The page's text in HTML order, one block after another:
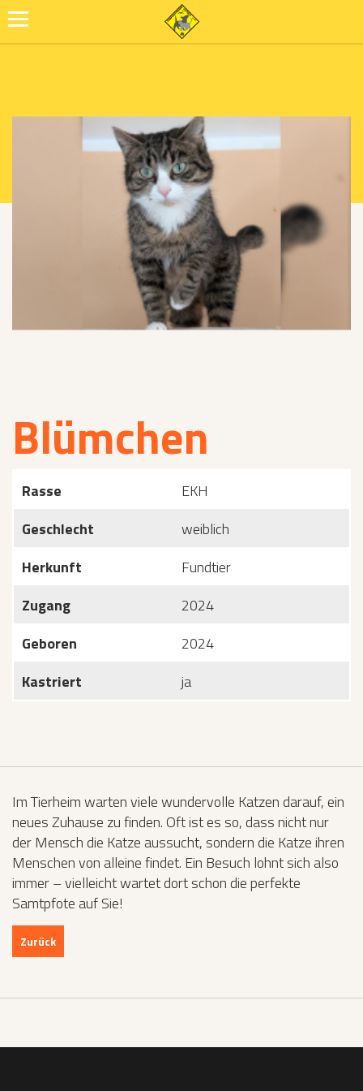
Blümchen
Rasse
EKH
Geschlecht
weiblich
Herkunft
Fundtier
Zugang
2024
Geboren
2024
Kastriert
ja
Im Tierheim warten viele wundervolle Katzen darauf, ein
neues Zuhause zu finden. Oft ist es so, dass nicht nur
der Mensch die Katze aussucht, sondern die Katze ihren
Menschen von alleine findet. Ein Besuch lohnt sich also
immer – vielleicht wartet dort schon die perfekte
Samtpfote auf Sie!
Zurück